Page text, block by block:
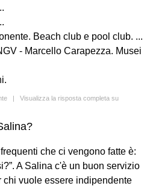
Beach club e pool club. ...
- Marcello Carapezza. Musei
| Visualizza la risposta completa su
che ci vengono fatte è:
A Salina c'è un buon servizio
chi vuole essere indipendente